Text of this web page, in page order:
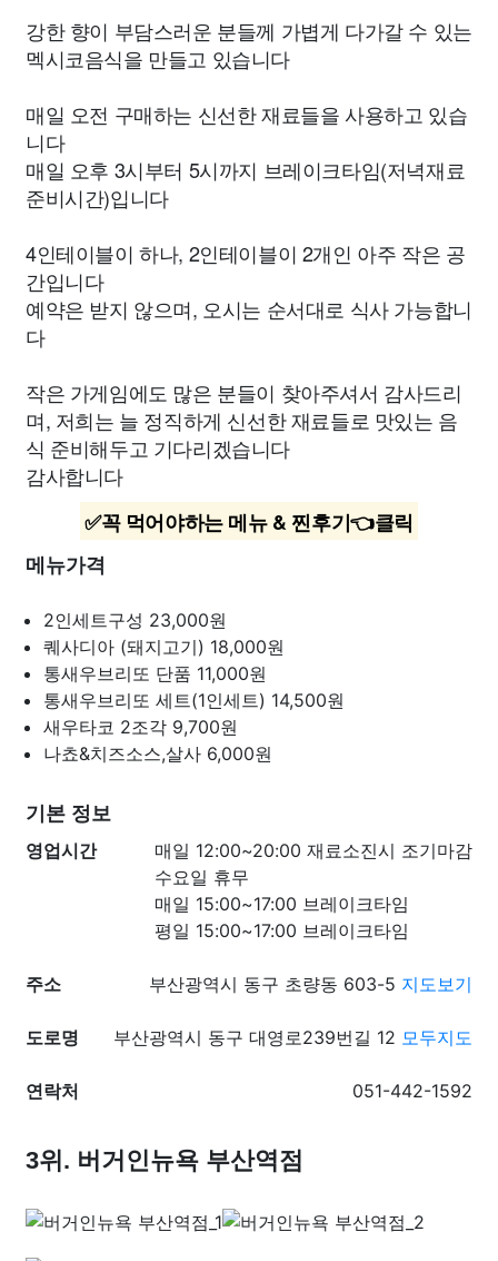
강한 향이 부담스러운 분들께 가볍게 다가갈 수 있는
멕시코음식을 만들고 있습니다
매일 오전 구매하는 신선한 재료들을 사용하고 있습
니다
매일 오후 3시부터 5시까지 브레이크타임(저녁재료
준비시간)입니다
4인테이블이 하나, 2인테이블이 2개인 아주 작은 공
간입니다
예약은 받지 않으며, 오시는 순서대로 식사 가능합니
다
작은 가게임에도 많은 분들이 찾아주셔서 감사드리
며, 저희는 늘 정직하게 신선한 재료들로 맛있는 음
식 준비해두고 기다리겠습니다
감사합니다
✅꼭 먹어야하는 메뉴 & 찐후기👈클릭
메뉴가격
2인세트구성 23,000원
퀘사디아 (돼지고기) 18,000원
통새우브리또 단품 11,000원
통새우브리또 세트(1인세트) 14,500원
새우타코 2조각 9,700원
나쵸&치즈소스,살사 6,000원
기본 정보
영업시간
매일 12:00~20:00 재료소진시 조기마감
수요일 휴무
매일 15:00~17:00 브레이크타임
평일 15:00~17:00 브레이크타임
주소 부산광역시 동구 초량동 603-5 지도보기
도로명 부산광역시 동구 대영로239번길 12 모두지도
연락처 051-442-1592
3위. 버거인뉴욕 부산역점